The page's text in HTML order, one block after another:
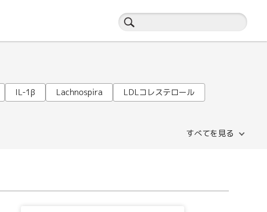
IL-1β Lachnospira
LDLコレステロール
すべてを見る